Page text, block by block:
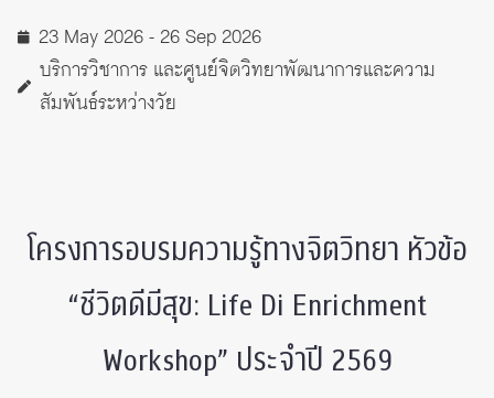
23 May 2026 - 26 Sep 2026
บริการวิชาการ และศูนย์จิตวิทยาพัฒนาการและความ
สัมพันธ์ระหว่างวัย
โครงการอบรมความรู้ทางจิตวิทยา หัวข้อ
“ชีวิตดีมีสุข: Life Di Enrichment
Workshop” ประจำปี 2569